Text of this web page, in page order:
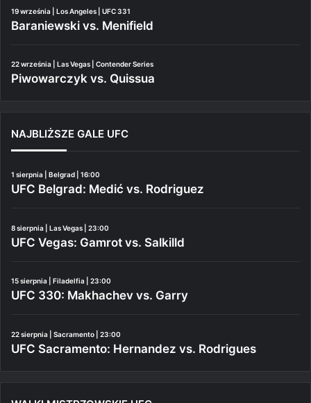
19 września | Los Angeles | UFC 331
Baraniewski vs. Menifield
22 września | Las Vegas | Contender Series
Piwowarczyk vs. Quissua
NAJBLIŻSZE GALE UFC
1 sierpnia | Belgrad | 16:00
UFC Belgrad: Medić vs. Rodriguez
8 sierpnia | Las Vegas | 23:00
UFC Vegas: Gamrot vs. Salkilld
15 sierpnia | Filadelfia | 23:00
UFC 330: Makhachev vs. Garry
22 sierpnia | Sacramento | 23:00
UFC Sacramento: Hernandez vs. Rodrigues